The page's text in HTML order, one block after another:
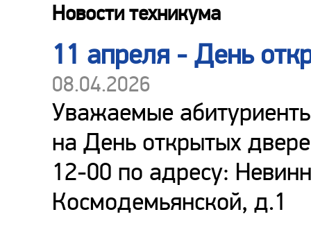
Новости техникума
11 апреля - День
08.04.2026
Уважаемые
на День открытых
12-00 по адресу:
Космодемьянской, д.1